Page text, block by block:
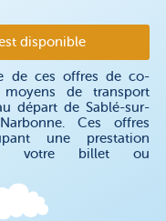
est disponible
de ces offres de co-
de transport
départ de Sablé-sur-
Ces offres
une prestation
votre billet ou